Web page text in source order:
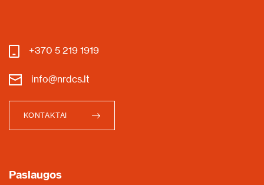
+370 5 219 1919
info@nrdcs.lt
KONTAKTAI
Paslaugos